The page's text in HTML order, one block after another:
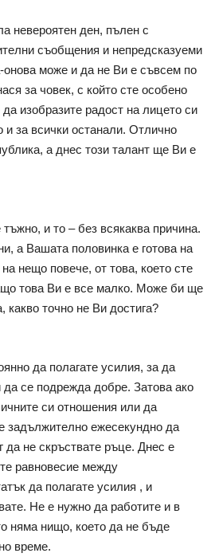
невероятен ден, пълен с
съобщения и непредсказуеми
може и да не Ви е съвсем по
за човек, с който сте особено
изобразите радост на лицето си
и за всички останали. Отлично
а днес този талант ще Ви е
и то – без всякаква причина.
а Вашата половинка е готова на
нещо повече, от това, което сте
това Ви е все малко. Може би ще
какво точно не Ви достига?
да полагате усилия, за да
се подрежда добре. Затова ако
си отношения или да
задължително ежесекундно да
да не скръствате ръце. Днес е
равновесие между
да полагате усилия , и
Не е нужно да работите и в
няма нищо, което да не бъде
време.